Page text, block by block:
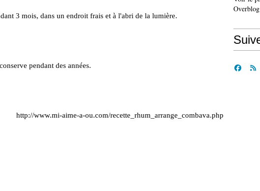
3 mois, dans un endroit frais et à l'abri de la lumière.
pendant des années.
http://www.mi-aime-a-ou.com/recette_rhum_arrange_combava.php
Overblog